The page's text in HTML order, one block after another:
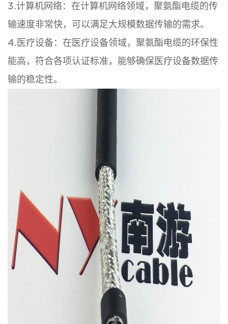
3.计算机网络：在计算机网络领域，聚氨酯电缆的传
输速度非常快，可以满足大规模数据传输的需求。
4.医疗设备：在医疗设备领域，聚氨酯电缆的环保性
能高，符合各项认证标准，能够确保医疗设备数据传
输的稳定性。